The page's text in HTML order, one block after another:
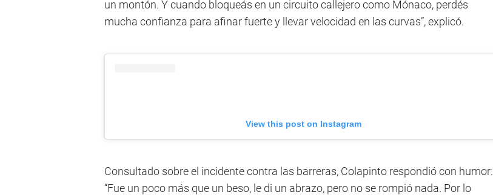
un montón. Y cuando bloqueás en un circuito callejero como Mónaco, perdés
mucha confianza para afinar fuerte y llevar velocidad en las curvas”, explicó.
View this post on Instagram
Consultado sobre el incidente contra las barreras, Colapinto respondió con humor:
“Fue un poco más que un beso, le di un abrazo, pero no se rompió nada. Por lo